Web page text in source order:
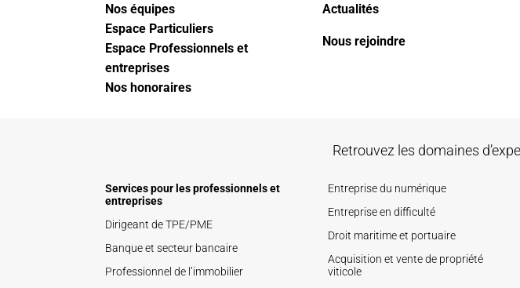
Nos équipes
Espace Particuliers
Espace Professionnels et
entreprises
Nos honoraires
Actualités
Nous rejoindre
Retrouvez les domaines
Services pour les professionnels et
entreprises
Dirigeant de TPE/PME
Banque et secteur bancaire
Professionnel de l’immobilier
Entreprise du numérique
Entreprise en difficulté
Droit maritime et portuaire
Acquisition et vente de propriété
viticole